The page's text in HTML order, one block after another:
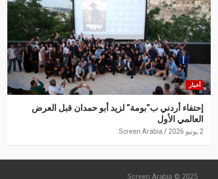
أخبار
إحتفاء أردني ب”بومة” لزيد أبو حمدان قبل العرض
العالمي الأول
2 يونيو 2026 Screen Arabia
Screen Arabia © 2025